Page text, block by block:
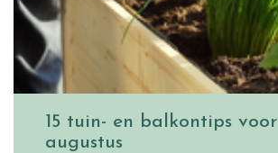
15 tuin- en balkontips voor
augustus